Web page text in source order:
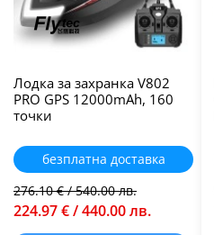
Лодка за захранка V802
PRO GPS 12000mAh, 160
точки
безплатна доставка
276.10 € / 540.00 лв.
224.97 € / 440.00 лв.